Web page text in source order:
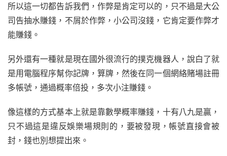
所以這一切都告訴我們，作弊是肯定可以的，只不過是大公
司告抽水賺錢，不屑於作弊，小公司沒錢，它肯定要作弊才
能賺錢。
另外還有一種就是現在國外很流行的撲克機器人，說白了就
是用電腦程序幫你記牌，算牌，然後在同一個網絡賭場註冊
多帳號，通過概率倍投，多次小注賺錢。
像這樣的方式基本上就是靠數學概率賺錢，十有八九是贏，
只不過這是違反娛樂場規則的，要被發現，帳號直接會被
封，錢也別想提出來。